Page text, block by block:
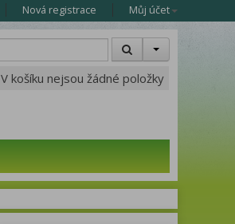
Nová registrace Můj účet
V košíku nejsou žádné položky